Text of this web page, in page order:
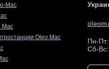
Mac
Mac
Oleo Mac
Пн-
Сб-